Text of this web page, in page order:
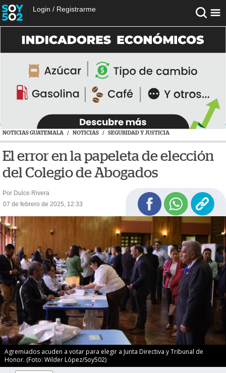
Login / Registrarme
NOTICIAS GUATEMALA / NOTICIAS / SEGURIDAD Y JUSTICIA
El error en la papeleta de elección
del Colegio de Abogados
Por Dulce Rivera
07 de febrero de 2025, 12:33
Agremiados acuden a votar para elegir a Junta Directiva y Tribunal de
Honor. (Foto: Wilder López/Soy502)